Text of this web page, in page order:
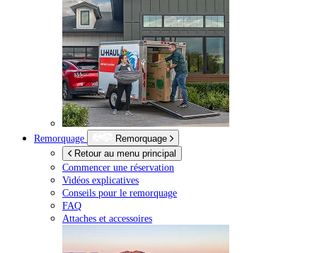
Remorquage
Remorquage
Retour au menu principal
Commencer une réservation
Vidéos explicatives
Conseils pour le remorquage
FAQ
Attaches et accessoires